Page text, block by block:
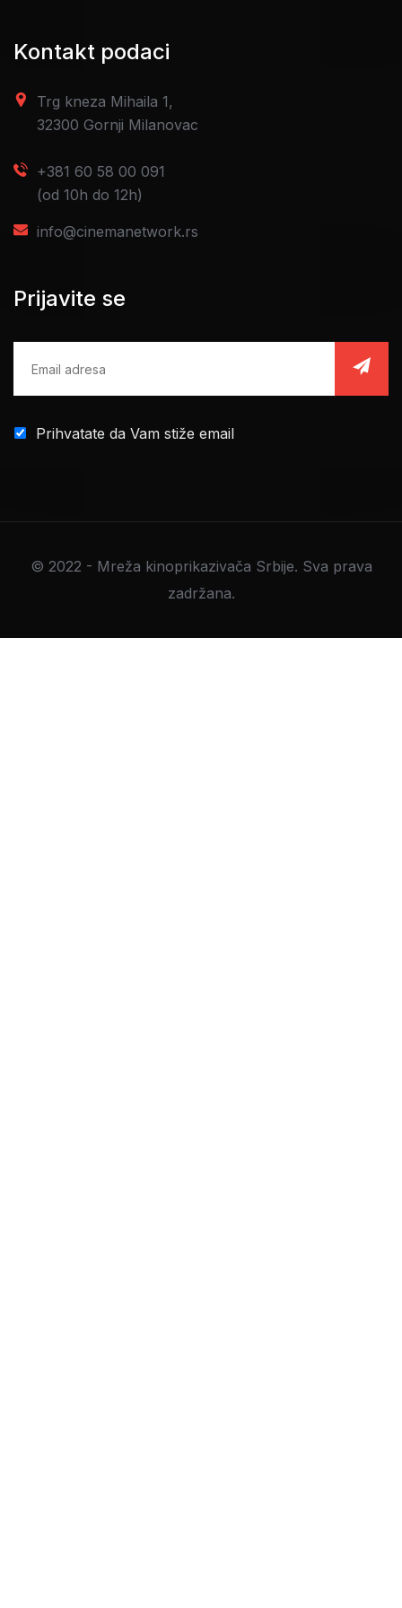
Kontakt podaci
Trg kneza Mihaila 1,
32300 Gornji Milanovac
+381 60 58 00 091
(od 10h do 12h)
info@cinemanetwork.rs
Prijavite se
Prihvatate da Vam stiže email
© 2022 - Mreža kinoprikazivača Srbije. Sva prava
zadržana.